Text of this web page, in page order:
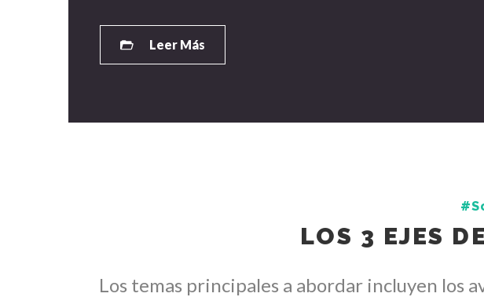
Leer Más
LOS 3 EJES
Los temas principales a abordar incluyen los